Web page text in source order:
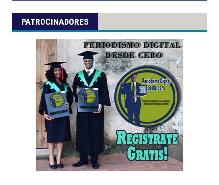
PATROCINADORES